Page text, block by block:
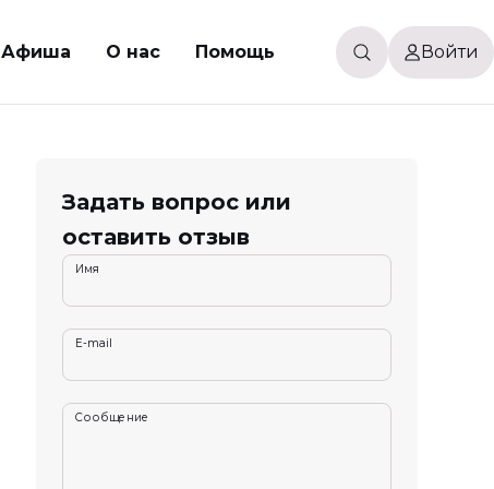
Афиша О нас Помощь Войти
Задать вопрос или
оставить отзыв
Имя
E-mail
Сообщение